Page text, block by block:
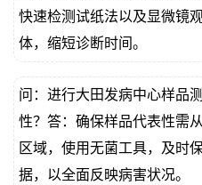
快速检测试纸法以及显微镜
体，缩短诊断时间。
问：进行大田发病中心样品
性？答：确保样品代表性需
区域，使用无菌工具，及时
据，以全面反映病害状况。